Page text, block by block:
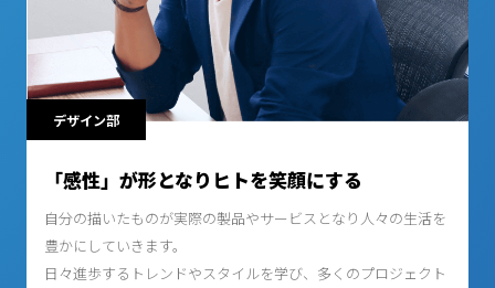
デザイン部
「感性」が形となりヒトを笑顔にする
自分の描いたものが実際の製品やサービスとなり人々の生活を
豊かにしていきます。
日々進歩するトレンドやスタイルを学び、多くのプロジェクト